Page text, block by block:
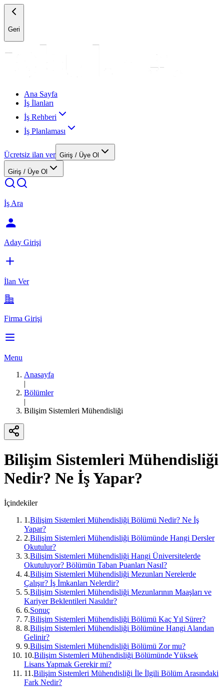
Geri
Ana Sayfa
İş İlanları
İş Rehberi
İş Planlaması
Ücretsiz ilan ver Giriş / Üye Ol
Giriş / Üye Ol
İş Ara
Aday Girişi
İlan Ver
Firma Girişi
Menu
Anasayfa
|
Bölümler
|
Bilişim Sistemleri Mühendisliği
Bilişim Sistemleri Mühendisliği
Nedir? Ne İş Yapar?
İçindekiler
1 .Bilişim Sistemleri Mühendisliği Bölümü Nedir? Ne İş
Yapar?
2.Bilişim Sistemleri Mühendisliği Bölümünde Hangi Dersler
Okutulur?
3.Bilişim Sistemleri Mühendisliği Hangi Üniversitelerde
Okutuluyor? Bölümün Taban Puanları Nasıl?
4.Bilişim Sistemleri Mühendisliği Mezunları Nerelerde
Çalışır? İş İmkanları Nelerdir?
5.Bilişim Sistemleri Mühendisliği Mezunlarının Maaşları ve
Kariyer Beklentileri Nasıldır?
6.Sonuç
7.Bilişim Sistemleri Mühendisliği Bölümü Kaç Yıl Sürer?
8.Bilişim Sistemleri Mühendisliği Bölümüne Hangi Alandan
Gelinir?
9.Bilişim Sistemleri Mühendisliği Bölümü Zor mu?
10.Bilişim Sistemleri Mühendisliği Bölümünde Yüksek
Lisans Yapmak Gerekir mi?
11 .Bilişim Sistemleri Mühendisliği İle İlgili Bölüm Arasındaki
Fark Nedir?